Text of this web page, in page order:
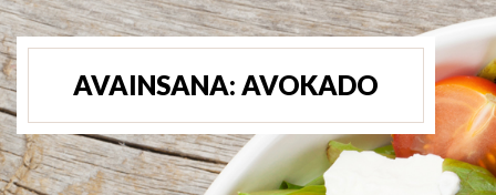
AVAINSANA: AVOKADO